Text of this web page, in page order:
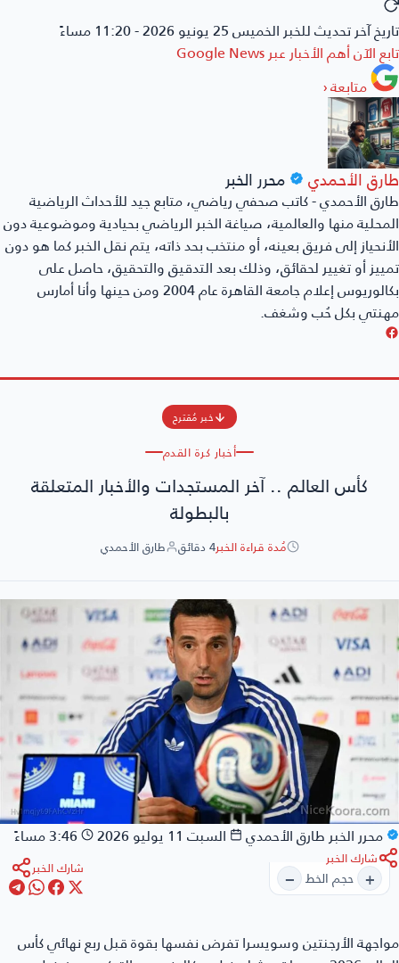
آخر تحديث للخبرالخميس 25 يونيو 2026 - 11:20 مساءً
الآن أهم الأخبار عبرGoogle News
متابعة‹
الأحمدي محرر الخبر
الأحمدي - كاتب صحفي رياضي، متابع جيد للأحداث الرياضية
منها والعالمية، صياغة الخبر الرياضي بحيادية وموضوعية دون
إلى فريق بعينه، أو منتخب بحد ذاته، يتم نقل الخبر كما هو دون
أو تغيير لحقائق، وذلك بعد التدقيق والتحقيق، حاصل على
بكالوريوس إعلام جامعة القاهرة عام 2004 ومن حينها وأنا أمارس
بكل حُب وشغف.
خبر مُقترح
أخبار كرة القدم
كأس العالم .. آخر المستجدات والأخبار المتعلقة
بالبطولة
مُدة قراءة الخبر4 دقائق طارق الأحمدي
محرر الخبرطارق الأحمدي السبت 11 يوليو 2026 3:46 مساءً
شارك الخبر
+ حجم الخط − شارك الخبر
الأرجنتين وسويسراتفرض نفسها بقوة قبل ربع نهائي كأس